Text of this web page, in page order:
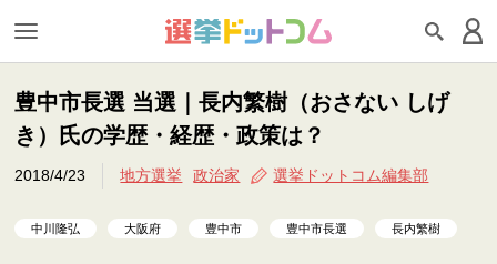
豊中市長選 当選｜長内繁樹（おさない しげ
き）氏の学歴・経歴・政策は？
2018/4/23 地方選挙 政治家 選挙ドットコム編集部
中川隆弘 大阪府 豊中市 豊中市長選 長内繁樹